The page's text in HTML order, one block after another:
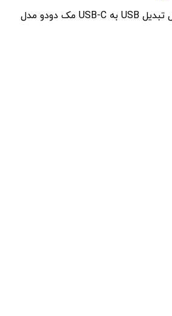
/ کابل تبدیل USB به USB-C مک دودو مدل